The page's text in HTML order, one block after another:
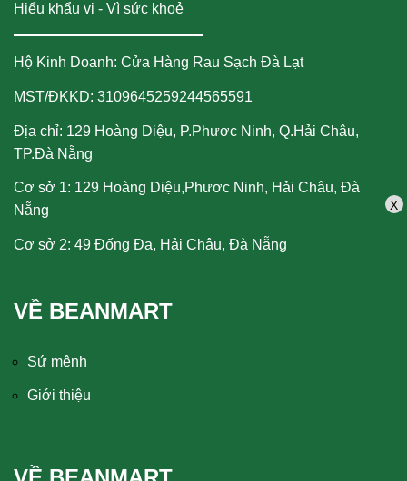
X
Hiểu khẩu vị - Vì sức khoẻ
Hộ Kinh Doanh: Cửa Hàng Rau Sạch Đà Lạt
MST/ĐKKD: 3109645259244565591
Địa chỉ: 129 Hoàng Diệu, P.Phươc Ninh, Q.Hải Châu,
TP.Đà Nẵng
Cơ sở 1: 129 Hoàng Diệu,Phươc Ninh, Hải Châu, Đà
Nẵng
Cơ sở 2: 49 Đống Đa, Hải Châu, Đà Nẵng
VỀ BEANMART
Sứ mệnh
Giới thiệu